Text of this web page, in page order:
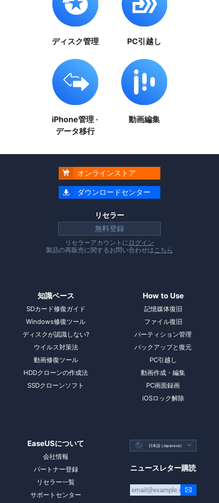
ディスク管理 PC引越し
iPhone管理 ·
データ移行
動画編集
 オンラインストア
 ダウンロードセンター
リセラー
無料登録
リセラーアカウントに ログイン
製品の再販売に関するお問い合わせは こちら
知識ベース
SDカード修復ガイド
Windows修復ツール
ディスクが認識しない?
ウイルス対策法
動画修復ツール
HDDクローンの作成法
SSDクローンソフト
How to Use
記憶媒体復旧
ファイル復旧
パーティション管理
バックアップと復元
PC引越し
動画作成・編集
PC画面録画
iOSロック解除
EaseUSについて
会社情報
パートナー登録
リセラー一覧
サポートセンター
 日本語 (Japanese) 
ニュースレター購読